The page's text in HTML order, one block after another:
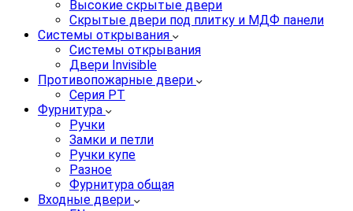
Высокие скрытые двери
Скрытые двери под плитку и МДФ панели
Системы открывания
Системы открывания
Двери Invisible
Противопожарные двери
Серия PT
Фурнитура
Ручки
Замки и петли
Ручки купе
Разное
Фурнитура общая
Входные двери